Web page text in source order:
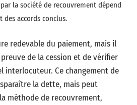
la société de recouvrement dépend
accords conclus.
redevable du paiement, mais il
de la cession et de vérifier
interlocuteur. Ce changement de
la dette, mais peut
méthode de recouvrement,